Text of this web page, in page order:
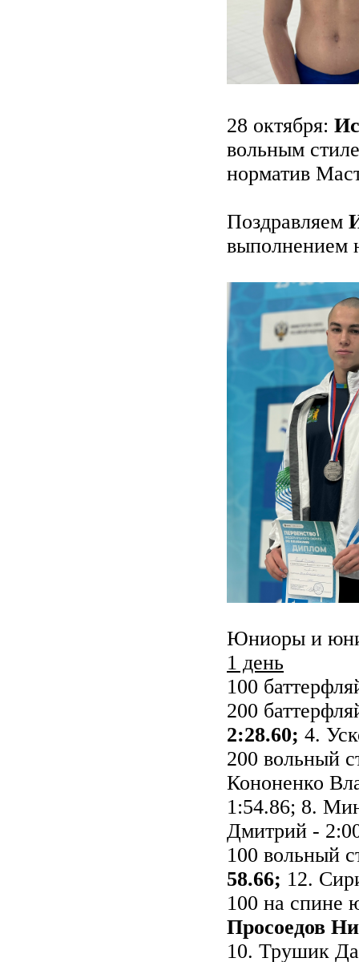
28 октября:
вольным
норматив
Поздравляем
выполнением
Юниоры и
1 день
100
200
2:28.60; 4.
200 вольный
Кононенко
1:54.86; 8.
Дмитрий -
100 вольный
58.66; 12.
100 на спине
Просоедов
10. Трушик